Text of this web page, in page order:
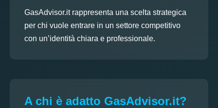
GasAdvisor.it rappresenta una scelta strategica
per chi vuole entrare in un settore competitivo
con un’identità chiara e professionale.
A chi è adatto GasAdvisor.it?